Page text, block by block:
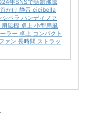
年SNSで話題沸騰
かけ 静音 cicibella
ベラ ハンディファ
風機 卓上 小型扇風
ラー 卓上 コンパクト
ァン 長時間 ストラッ